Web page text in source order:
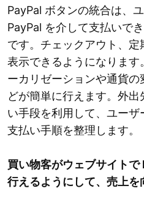
PayPal ボタンの統合は、
PayPal を介して支払いで
です。チェックアウト、
表示できるようになります
ーカリゼーションや通貨
どが簡単に行えます。外
い手段を利用して、ユー
支払い手順を整理します。
買い物客がウェブサイト
行えるようにして、売上を